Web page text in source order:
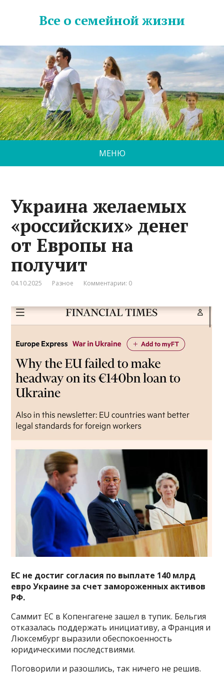
Все о семейной жизни
МЕНЮ
Украина желаемых
«российских» денег
от Европы на
получит
04.10.2025 Разное Комментарии: 0
ЕС не достиг согласия по выплате 140 млрд
евро Украине за счет замороженных активов
РФ.
Саммит ЕС в Копенгагене зашел в тупик. Бельгия
отказалась поддержать инициативу, а Франция и
Люксембург выразили обеспокоенность
юридическими последствиями.
Поговорили и разошлись, так ничего не решив.